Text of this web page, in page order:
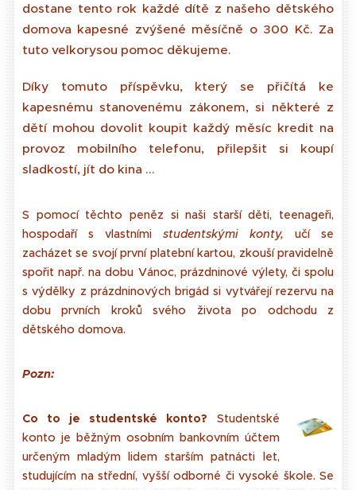
dostane tento rok každé dítě z našeho dětského
domova kapesné zvýšené měsíčně o 300 Kč. Za
tuto velkorysou pomoc děkujeme.
Díky tomuto příspěvku, který se přičítá ke
kapesnému stanovenému zákonem, si některé z
dětí mohou dovolit koupit každý měsíc kredit na
provoz mobilního telefonu, přilepšit si koupí
sladkostí, jít do kina ...
S pomocí těchto peněz si naši starší děti, teenageři,
hospodaří s vlastními studentskými konty, učí se
zacházet se svojí první platební kartou, zkouší pravidelně
spořit např. na dobu Vánoc, prázdninové výlety, či spolu
s výdělky z prázdninových brigád si vytvářejí rezervu na
dobu prvních kroků svého života po odchodu z
dětského domova.
Pozn:
Co to je studentské konto? Studentské
konto je běžným osobním bankovním účtem
určeným mladým lidem starším patnácti let,
studujícím na střední, vyšší odborné či vysoké škole. Se